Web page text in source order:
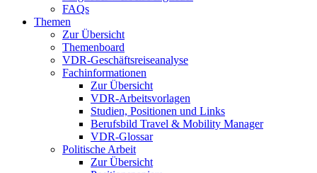
FAQs
Themen
Zur Übersicht
Themenboard
VDR-Geschäftsreiseanalyse
Fachinformationen
Zur Übersicht
VDR-Arbeitsvorlagen
Studien, Positionen und Links
Berufsbild Travel & Mobility Manager
VDR-Glossar
Politische Arbeit
Zur Übersicht